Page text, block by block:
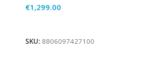
€1,299.00
SKU: 8806097427100